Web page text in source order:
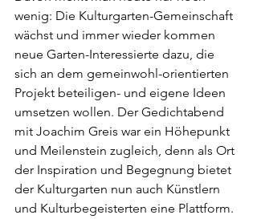
wenig: Die Kulturgarten-Gemeinschaft
wächst und immer wieder kommen
neue Garten-Interessierte dazu, die
sich an dem gemeinwohl-orientierten
Projekt beteiligen- und eigene Ideen
umsetzen wollen. Der Gedichtabend
mit Joachim Greis war ein Höhepunkt
und Meilenstein zugleich, denn als Ort
der Inspiration und Begegnung bietet
der Kulturgarten nun auch Künstlern
und Kulturbegeisterten eine Plattform.